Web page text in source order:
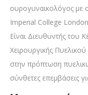
ουρογυναικολόγος με
Imperial College
Είναι Διευθυντής του
Χειρουργικής
στην πρόπτωση
σύνθετες επεμβάσεις